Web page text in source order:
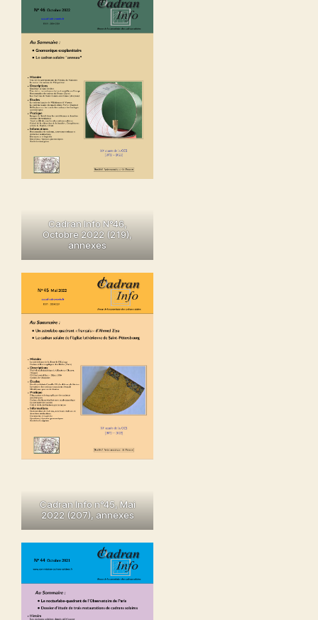
Cadran Info N°46,
Octobre 2022 (219),
annexes
Cadran Info n°45, Mai
2022 (207), annexes